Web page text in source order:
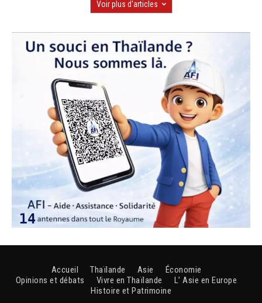
Voir plus d'articles
Accueil Thaïlande Asie
Économie
Opinions et débats
Vivre en Thaïlande
L’ Asie en Europe
Histoire et Patrimoine